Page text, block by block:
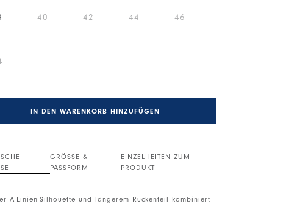
40 42 44 46
IN DEN WARENKORB HINZUFÜGEN
GRÖSSE &
PASSFORM
EINZELHEITEN ZUM
PRODUKT
A-Linien-Silhouette und längerem Rückenteil kombiniert